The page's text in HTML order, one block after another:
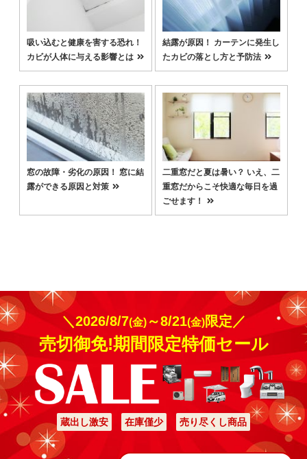
吸い込むと健康を害する恐れ！
カビが人体に与える影響とは
結露が原因！ カーテンに発生し
たカビの落とし方と予防法
窓の故障・劣化の原因！ 窓に結
露ができる原因と対策
二重窓だと夏は暑い？ いえ、二
重窓だからこそ快適な毎日を過
ごせます！
＼2026/8/7(金)～8/21(金)限定／
売切御免!期間限定特価セール
蔵出し激安 在庫僅少 売り尽くし商品